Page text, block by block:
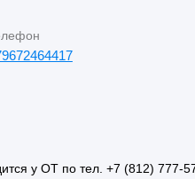
у ОТ по тел. +7 (812) 777-